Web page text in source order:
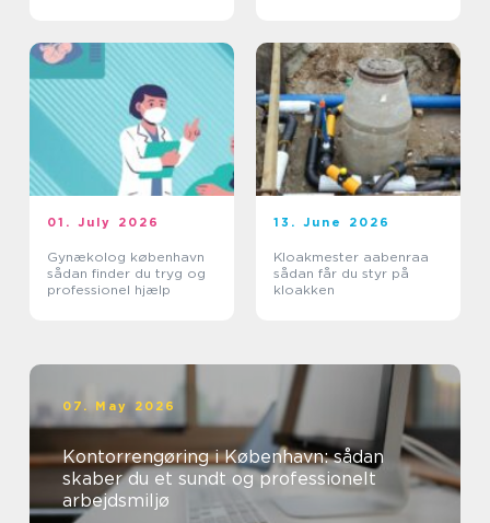
01. July 2026
Gynækolog københavn
sådan finder du tryg og
professionel hjælp
13. June 2026
Kloakmester aabenraa
sådan får du styr på
kloakken
07. May 2026
Kontorrengøring i København: sådan
skaber du et sundt og professionelt
arbejdsmiljø